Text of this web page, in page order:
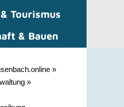
Tourismus
& Bauen
»
»